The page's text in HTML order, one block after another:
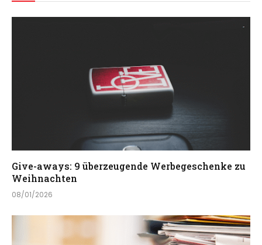
Give-aways: 9 überzeugende Werbegeschenke zu
Weihnachten
08/01/2026